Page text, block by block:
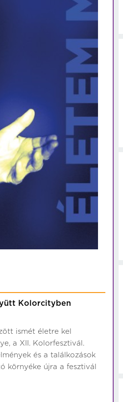
Kolorcityben
ismét életre kel
a XII. Kolorfesztivál.
és a találkozások
környéke újra a fesztivál